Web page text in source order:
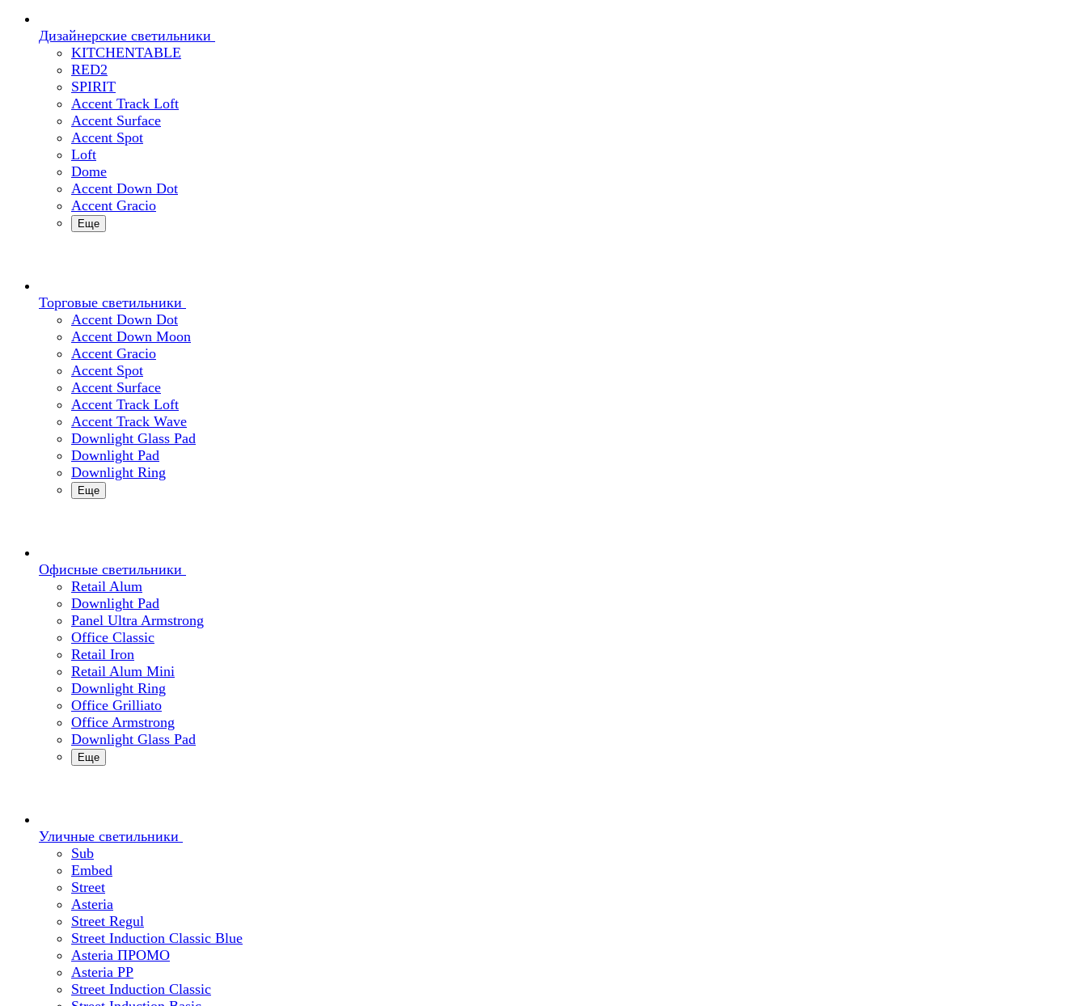
Дизайнерские светильники
KITCHENTABLE
RED2
SPIRIT
Accent Track Loft
Accent Surface
Accent Spot
Loft
Dome
Accent Down Dot
Accent Gracio
Еще
Торговые светильники
Accent Down Dot
Accent Down Moon
Accent Gracio
Accent Spot
Accent Surface
Accent Track Loft
Accent Track Wave
Downlight Glass Pad
Downlight Pad
Downlight Ring
Еще
Офисные светильники
Retail Alum
Downlight Pad
Panel Ultra Armstrong
Office Classic
Retail Iron
Retail Alum Mini
Downlight Ring
Office Grilliato
Office Armstrong
Downlight Glass Pad
Еще
Уличные светильники
Sub
Embed
Street
Asteria
Street Regul
Street Induction Classic Blue
Asteria ПРОМО
Asteria PP
Street Induction Classic